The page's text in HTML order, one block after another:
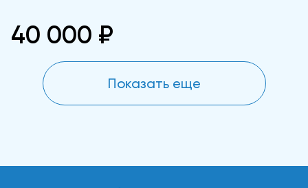
40 000 ₽
Показать еще